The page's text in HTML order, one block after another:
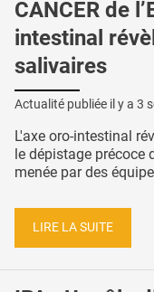
CANCER de
intestinal
salivaires
Actualité publiée il y a 3
L'axe oro-intestinal
le dépistage précoce
menée par des
LIRE LA SUITE